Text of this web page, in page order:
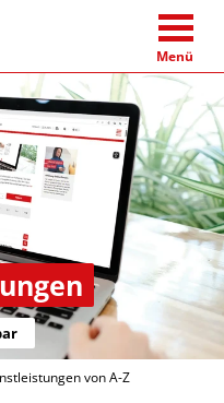
Menü
von A-Z